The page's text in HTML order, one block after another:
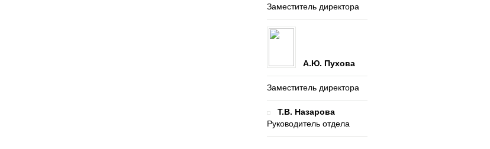
Заместитель директора
А.Ю. Пухова
Заместитель директора
Т.В. Назарова
Руководитель отдела